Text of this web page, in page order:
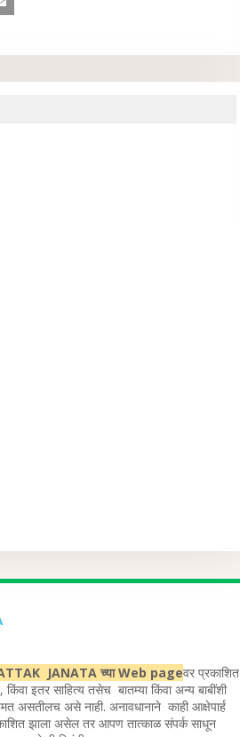
JANATA च्या Web pageवर प्रकाशित
इतर साहित्य तसेच बातम्या किंवा अन्य बाबींशी
असतीलच असे नाही. अनावधानाने काही आक्षेपार्ह
झाला असेल तर आपण तात्काळ संपर्क साधून